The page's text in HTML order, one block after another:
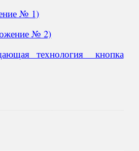
№ 1)
№ 2)
технология_ кнопка